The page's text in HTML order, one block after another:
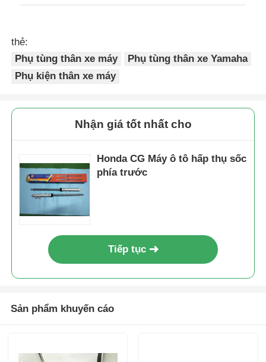
thẻ:
Phụ tùng thân xe máy
Phụ tùng thân xe Yamaha
Phụ kiện thân xe máy
Nhận giá tốt nhất cho
Honda CG Máy ô tô hấp thụ sốc
phía trước
Tiếp tục
Sản phẩm khuyến cáo